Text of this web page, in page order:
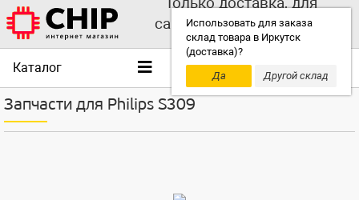
Использовать для заказа
склад товара в Иркутск
(доставка)?
Да
Другой склад
самовывоза выбирайте
другой склад!
Каталог
Запчасти для Philips S309